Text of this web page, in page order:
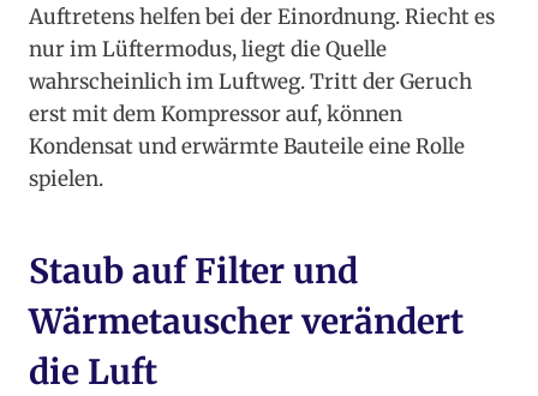
Auftretens helfen bei der Einordnung. Riecht es
nur im Lüftermodus, liegt die Quelle
wahrscheinlich im Luftweg. Tritt der Geruch
erst mit dem Kompressor auf, können
Kondensat und erwärmte Bauteile eine Rolle
spielen.
Staub auf Filter und
Wärmetauscher verändert
die Luft